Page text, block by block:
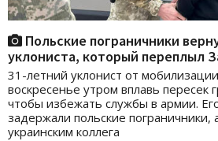
Польские пограничники
уклониста, который переплыл
31-летний уклонист от
воскресенье утром вплавь пересек
чтобы избежать службы в армии.
задержали польские пограничники,
украинским коллега